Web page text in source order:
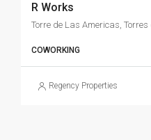
R Works
COWORKING
Regency Properties